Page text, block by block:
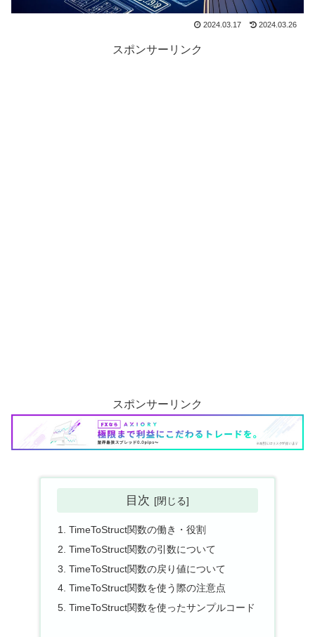
2024.03.17 2024.03.26
スポンサーリンク
スポンサーリンク
目次
TimeToStruct関数の働き・役割
TimeToStruct関数の引数について
TimeToStruct関数の戻り値について
TimeToStruct関数を使う際の注意点
TimeToStruct関数を使ったサンプルコード